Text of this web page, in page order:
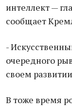
интеллект —
сообщает
-
очередного
своем
В тоже время